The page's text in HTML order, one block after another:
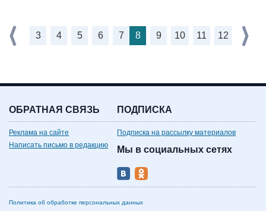
3 4 5 6 7 8 9 10 11 12
ОБРАТНАЯ СВЯЗЬ
Реклама на сайте
Написать письмо в редакцию
ПОДПИСКА
Подписка на рассылку материалов
Мы в социальных сетях
Политика об обработке персональных данных